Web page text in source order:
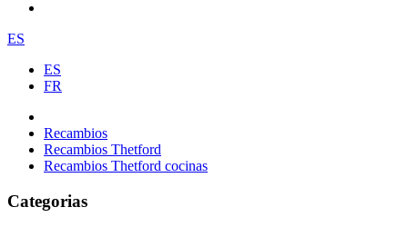
ES
ES
FR
Recambios
Recambios Thetford
Recambios Thetford cocinas
Categorias